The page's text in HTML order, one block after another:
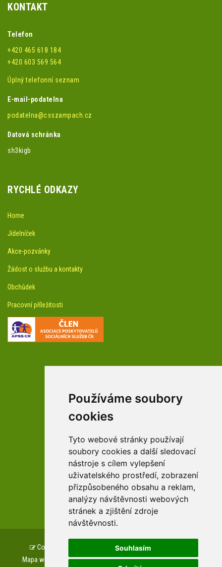
Používáme soubory
cookies
Tyto webové stránky používají
soubory cookies a další sledovací
nástroje s cílem vylepšení
uživatelského prostředí, zobrazení
přizpůsobeného obsahu a reklam,
analýzy návštěvnosti webových
stránek a zjištění zdroje
návštěvnosti.
Souhlasím
KONTAKT
Telefon
+420 465 618 184
+420 603 569 564
Úplný telefonní seznam
E-mail-podatelna
podatelna@csszampach.cz
Datová schránka
sh3kigb
RYCHLÉ ODKAZY
Home
Jídelníček
Akce-pozvánky
Žádost o službu a kontakty
Obchůdek
Pracovní příležitosti
facebookové profily domova a arboreta
Youtube profily domova a arboreta
zařízení Pardubického kraje
Copyright © www.csszampach.cz, created by
Mapa webu
Prohlášení o přístupnosti GDPR Cookies